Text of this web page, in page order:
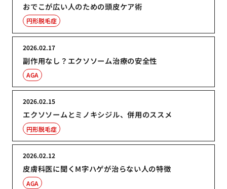
おでこが広い人のための頭皮ケア術
円形脱毛症
副作用なし？エクソソーム治療の安全性
2026.02.17
AGA
エクソソームとミノキシジル、併用のススメ
2026.02.15
円形脱毛症
皮膚科医に聞くM字ハゲが治らない人の特徴
2026.02.12
AGA